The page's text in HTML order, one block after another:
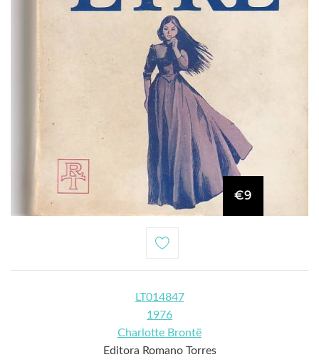
€9
LT014847
1976
Charlotte Brontë
Editora Romano Torres